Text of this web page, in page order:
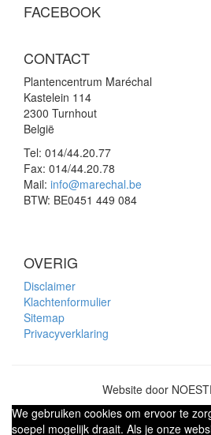
FACEBOOK
CONTACT
Plantencentrum Maréchal
Kastelein 114
2300 Turnhout
België
Tel: 014/44.20.77
Fax: 014/44.20.78
Mail: info@marechal.be
BTW: BE0451 449 084
OVERIG
Disclaimer
Klachtenformulier
Sitemap
Privacyverklaring
Website door
We gebruiken cookies om ervoor te
soepel mogelijk draait. Als je onze